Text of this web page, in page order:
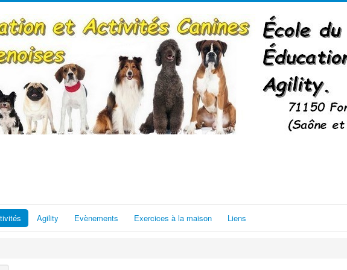
Agility Evènements Exercices à la maison Liens